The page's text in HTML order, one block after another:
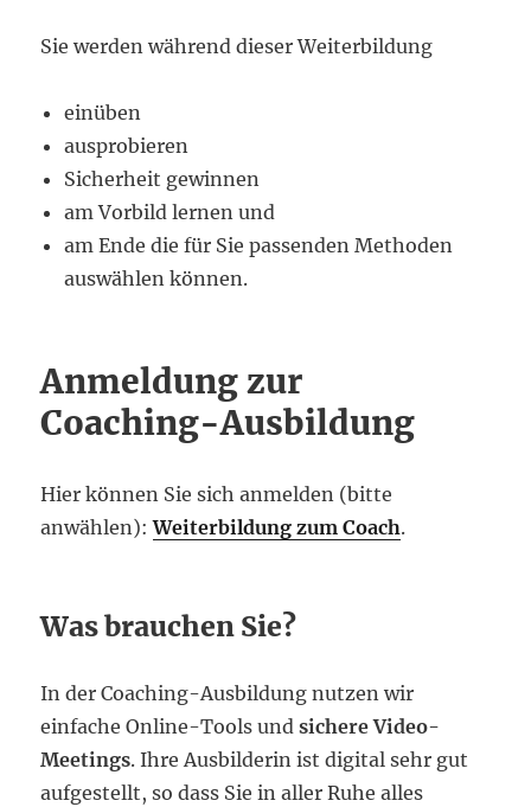
Sie werden während dieser Weiterbildung
einüben
ausprobieren
Sicherheit gewinnen
am Vorbild lernen und
am Ende die für Sie passenden Methoden
auswählen können.
Anmeldung zur
Coaching-Ausbildung
Hier können Sie sich anmelden (bitte
anwählen):Weiterbildung zum Coach.
Was brauchen Sie?
In der Coaching-Ausbildung nutzen wir
einfache Online-Tools undsichere Video-
Meetings. Ihre Ausbilderin ist digital sehr gut
aufgestellt, so dass Sie in aller Ruhe alles